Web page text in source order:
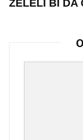
ŽELELI BI DA